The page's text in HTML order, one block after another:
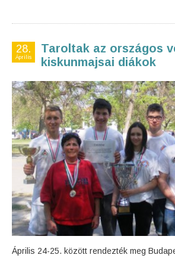
28.
Április
Taroltak az országos
kiskunmajsai diákok
Április 24-25. között rendezték meg